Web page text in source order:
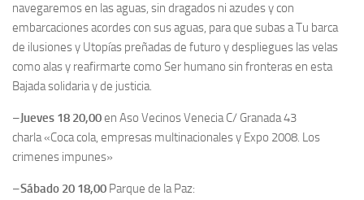
navegaremos en las aguas, sin dragados ni azudes y con
embarcaciones acordes con sus aguas, para que subas a Tu barca
de ilusiones y Utopías preñadas de futuro y despliegues las velas
como alas y reafirmarte como Ser humano sin fronteras en esta
Bajada solidaria y de justicia.
–Jueves 18 20,00en Aso Vecinos Venecia C/ Granada 43
charla «Coca cola, empresas multinacionales y Expo 2008. Los
crimenes impunes»
–Sábado 20 18,00 Parque de la Paz: